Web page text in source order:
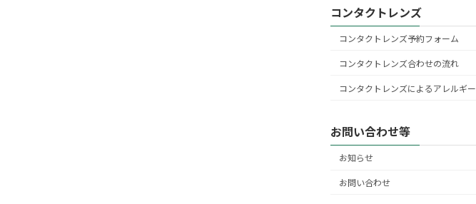
コンタクトレンズ
コンタクトレンズ予約フォーム
コンタクトレンズ合わせの流れ
コンタクトレンズによるアレルギー
お問い合わせ等
お知らせ
お問い合わせ